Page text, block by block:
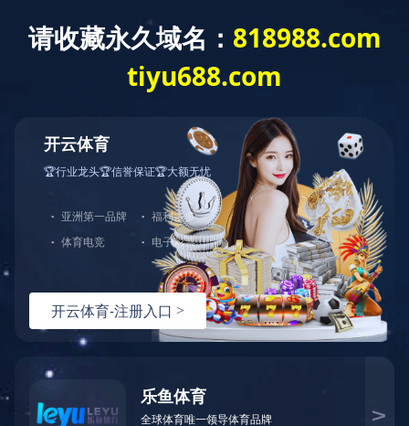
走进海科 产品中心
首页>新闻中心 > 公
新闻中心
News Center
公司动态